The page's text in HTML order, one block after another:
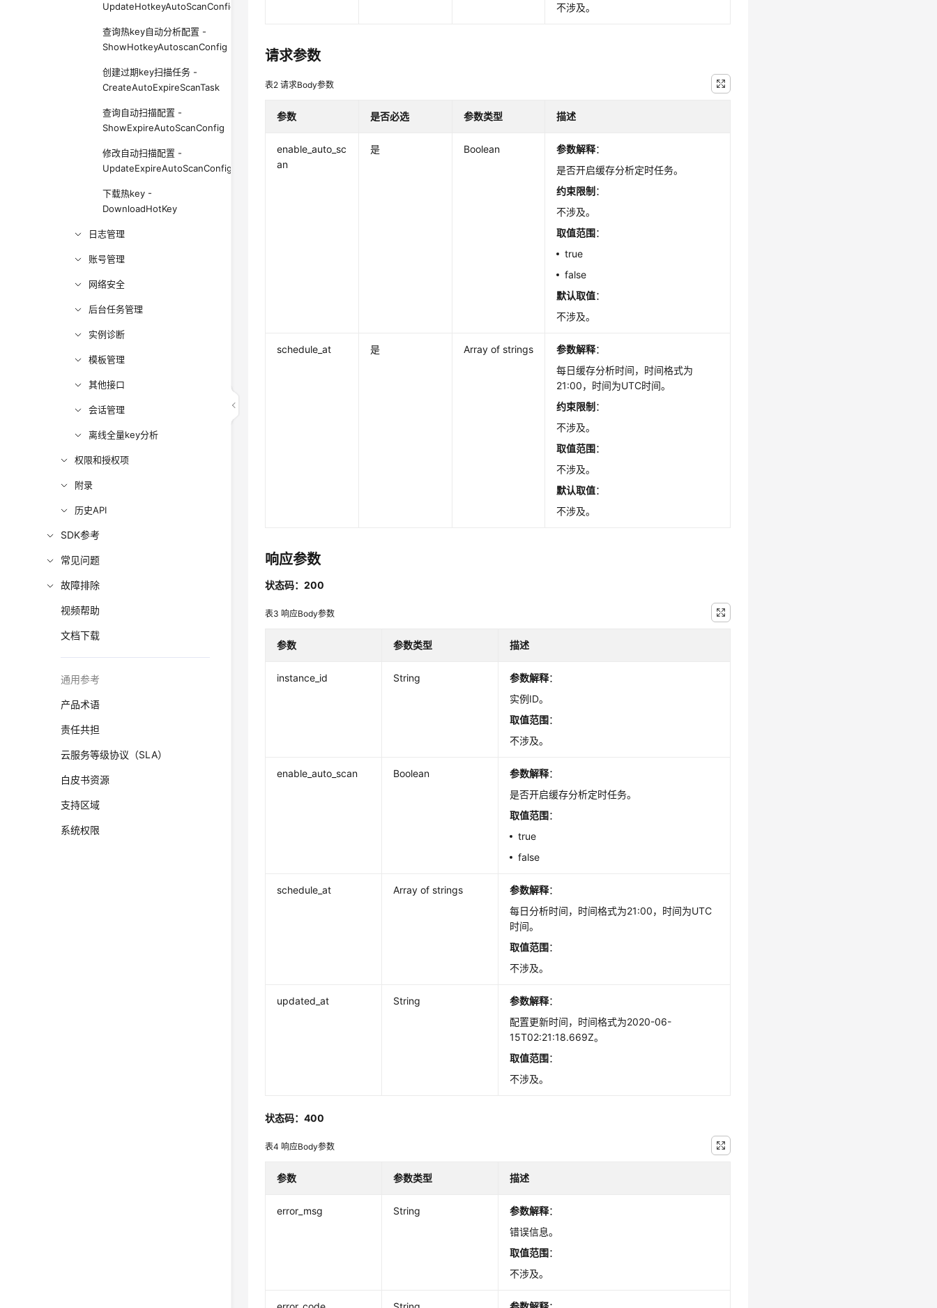
UpdateHotkeyAutoScanConfig
查询热key自动分析配置 -
ShowHotkeyAutoscanConfig
创建过期key扫描任务 -
CreateAutoExpireScanTask
查询自动扫描配置 -
ShowExpireAutoScanConfig
修改自动扫描配置 -
UpdateExpireAutoScanConfig
下载热key -
DownloadHotKey
日志管理
账号管理
网络安全
后台任务管理
实例诊断
模板管理
其他接口
会话管理
离线全量key分析
权限和授权项
附录
历史API
SDK参考
常见问题
故障排除
视频帮助
文档下载
通用参考
产品术语
责任共担
云服务等级协议（SLA）
白皮书资源
支持区域
系统权限
不涉及。
请求参数
表2请求Body参数
参数 是否必选 参数类型 描述
enable_auto_sc
an
是 Boolean 参数解释：
是否开启缓存分析定时任务。
约束限制 ：
不涉及。
取值范围：
true
false
默认取值：
不涉及。
schedule_at 是 Array of strings 参数解释：
每日缓存分析时间，时间格式为
21:00，时间为UTC时间。
约束限制 ：
不涉及。
取值范围：
不涉及。
默认取值：
不涉及。
响应参数
状态码：200
表3响应Body参数
参数 参数类型 描述
instance_id String 参数解释：
实例ID。
取值范围：
不涉及。
enable_auto_scan Boolean 参数解释：
是否开启缓存分析定时任务。
取值范围：
true
false
schedule_at Array of strings 参数解释：
每日分析时间，时间格式为21:00，时间为UTC
时间。
取值范围：
不涉及。
updated_at String 参数解释：
配置更新时间，时间格式为2020-06-
15T02:21:18.669Z。
取值范围：
不涉及。
状态码：400
表4响应Body参数
参数 参数类型 描述
error_msg String 参数解释：
错误信息。
取值范围：
不涉及。